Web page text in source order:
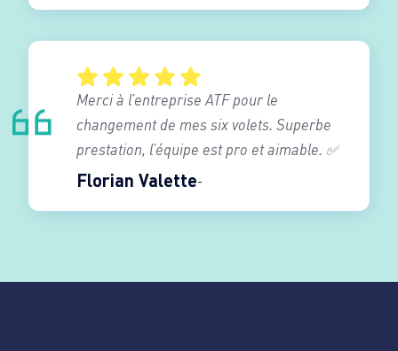
Florian Valette
Merci à l’entreprise ATF pour le
changement de mes six volets. Superbe
prestation, l’équipe est pro et aimable. ✅